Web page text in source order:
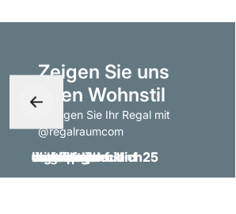
Zeigen Sie uns
Ihren Wohnstil
- taggen Sie Ihr Regal mit
@regalraumcom